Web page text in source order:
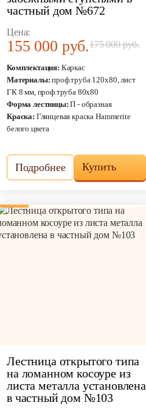
частный дом №672
Цена:
155 000 руб.175 000 руб.
Комплектация: Каркас
Материалы: проф.труба 120х80, лист
ГК 8 мм, проф.труба 80х80
Форма лестницы: П - образная
Краска: Глянцевая краска Hammerite
белого цвета
Подробнее Купить
Лестница открытого типа
на ломанном косоуре из
листа металла установлена
в частный дом №103